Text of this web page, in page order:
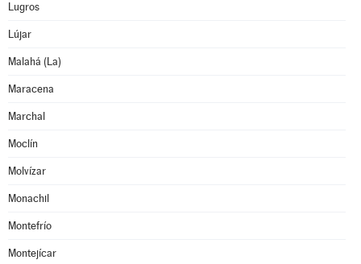
Lugros
Lújar
Malahá (La)
Maracena
Marchal
Moclín
Molvízar
Monachil
Montefrío
Montejícar